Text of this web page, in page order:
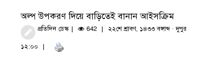
অল্প উপকরণ দিয়ে বাড়িতেই বানান আইসক্রিম
প্রতিদিন ডেস্ক 642 ২২শে শ্রাবণ, ১৪৩৩ বঙ্গাব্দ · দুপুর
১২:০০